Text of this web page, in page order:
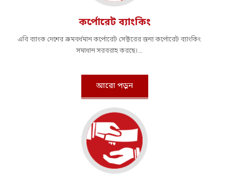
কর্পোরেট ব্যাংকিং
এবি ব্যাংক দেশের ক্রমবর্ধমান কর্পোরেট সেক্টরের জন্য কর্পোরেট ব্যাংকিং
সমাধান সরবরাহ করছে।...
আরো পড়ুন